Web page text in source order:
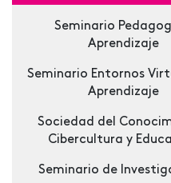
Seminario
Aprendizaje
Seminario Entornos
Aprendizaje
Sociedad del
Cibercultura y
Seminario de